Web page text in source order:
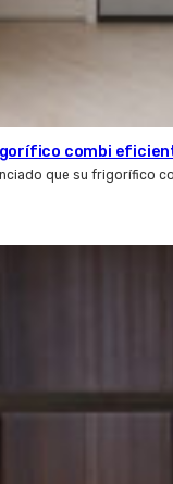
combi
que su frigorífico